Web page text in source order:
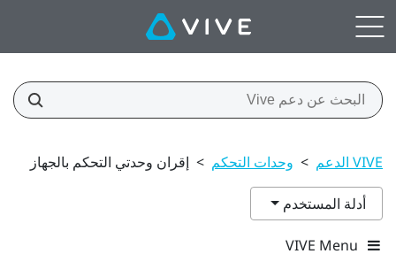
VIVE الدعم > وحدات التحكم > إقران وحدتي التحكم بالجهاز
أدلة المستخدم
VIVE Menu